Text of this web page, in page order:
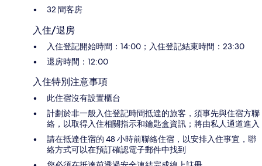
32 間客房
入住/退房
入住登記開始時間：14:00；入住登記結束時間：23:30
退房時間：12:00
入住特別注意事項
此住宿沒有設置櫃台
計劃於非一般入住登記時間抵達的旅客，須事先與住宿方聯
絡，以取得入住相關指示和鑰匙盒資訊；將由私人通道進入
請在抵達住宿的 48 小時前聯絡住宿，以安排入住事宜，聯
絡方式可以在預訂確認電子郵件中找到